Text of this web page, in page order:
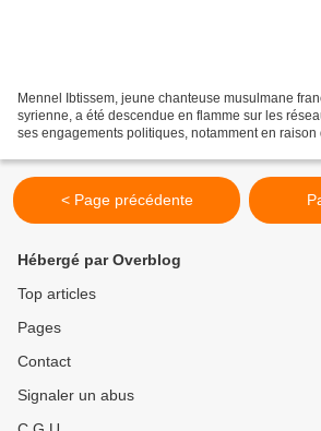
Mennel Ibtissem, jeune chanteuse musulmane
syrienne, a été descendue en flamme sur les
ses engagements politiques, notamment en raison
< Page précédente
Hébergé par Overblog
Top articles
Pages
Contact
Signaler un abus